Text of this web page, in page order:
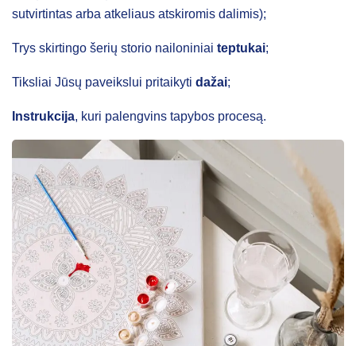
sutvirtintas arba atkeliaus atskiromis dalimis);
Trys skirtingo šerių storio nailoniniai teptukai;
Tiksliai Jūsų paveikslui pritaikyti dažai;
Instrukcija, kuri palengvins tapybos procesą.